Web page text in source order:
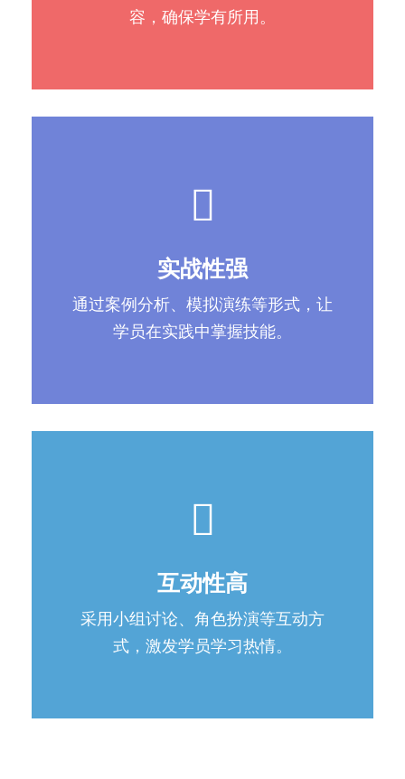
容，确保学有所用。
实战性强
通过案例分析、模拟演练等形式，让
学员在实践中掌握技能。
互动性高
采用小组讨论、角色扮演等互动方
式，激发学员学习热情。